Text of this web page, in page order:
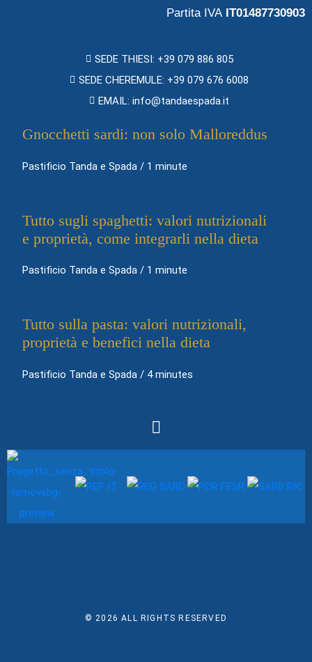
Partita IVA IT01487730903
SEDE THIESI: +39 079 886 805
SEDE CHEREMULE: +39 079 676 6008
EMAIL: info@tandaespada.it
Gnocchetti sardi: non solo Malloreddus
Pastificio Tanda e Spada / 1 minute
Tutto sugli spaghetti: valori nutrizionali
e proprietà, come integrarli nella dieta
Pastificio Tanda e Spada / 1 minute
Tutto sulla pasta: valori nutrizionali,
proprietà e benefici nella dieta
Pastificio Tanda e Spada / 4 minutes
© 2026ALL RIGHTS RESERVED